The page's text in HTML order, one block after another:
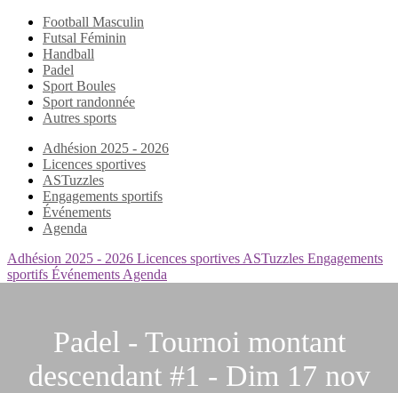
Football Masculin
Futsal Féminin
Handball
Padel
Sport Boules
Sport randonnée
Autres sports
Adhésion 2025 - 2026
Licences sportives
ASTuzzles
Engagements sportifs
Événements
Agenda
Adhésion 2025 - 2026 Licences sportives ASTuzzles Engagements
sportifs Événements Agenda
Padel - Tournoi montant
descendant #1 - Dim 17 nov